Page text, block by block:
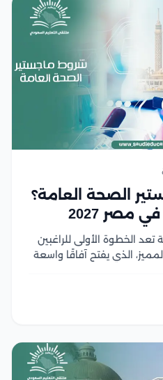
الصحة العامة؟
مصر 2027
الخطوة الأولى للراغبين
الذي يفتح آفاقًا واسعة
القبول أمر ضروري...